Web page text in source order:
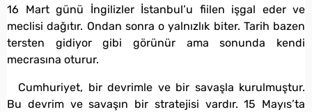
16 Mart günü İngilizler İstanbul’u fiilen işgal eder ve
meclisi dağıtır. Ondan sonra o yalnızlık biter. Tarih bazen
tersten gidiyor gibi görünür ama sonunda kendi
mecrasına oturur.
Cumhuriyet, bir devrimle ve bir savaşla kurulmuştur.
Bu devrim ve savaşın bir stratejisi vardır. 15 Mayıs’ta